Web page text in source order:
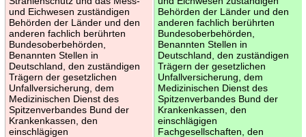
und Eichwesen zuständigen
Behörden der Länder und den
anderen fachlich berührten
Bundesoberbehörden,
Benannten Stellen in
Deutschland, den zuständigen
Trägern der gesetzlichen
Unfallversicherung, dem
Medizinischen Dienst des
Spitzenverbandes Bund der
Krankenkassen, den
einschlägigen
Behörden der Länder und den
anderen fachlich berührten
Bundesoberbehörden,
Benannten Stellen in
Deutschland, den zuständigen
Trägern der gesetzlichen
Unfallversicherung, dem
Medizinischen Dienst des
Spitzenverbandes Bund der
Krankenkassen, den
einschlägigen
Fachgesellschaften, den